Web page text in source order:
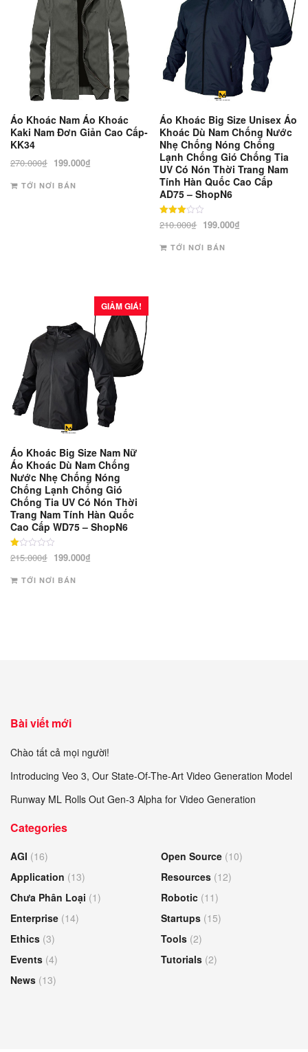
Áo Khoác Nam Áo Khoác
Kaki Nam Đơn Giản Cao Cấp-
KK34
270.000₫ Giá
là:
199.000₫
TỚI NƠI BÁN
Áo Khoác Big Size Unisex Áo
Khoác Dù Nam Chống Nước
Nhẹ Chống Nóng Chống
Lạnh Chống Gió Chống Tia
UV Có Nón Thời Trang Nam
Tính Hàn Quốc Cao Cấp
AD75 – ShopN6
Được
xếp
3
210.000₫ Giá
là:
199.000₫
TỚI NƠI BÁN
GIẢM GIÁ!
Áo Khoác Big Size Nam Nữ
Áo Khoác Dù Nam Chống
Nước Nhẹ Chống Nóng
Chống Lạnh Chống Gió
Chống Tia UV Có Nón Thời
Trang Nam Tính Hàn Quốc
Cao Cấp WD75 – ShopN6
Được
xếp
1
215.000₫ Giá
là:
199.000₫
TỚI NƠI BÁN
Bài viết mới
Chào tất cả mọi người!
Introducing Veo 3, Our State-Of-The-Art Video Generation Model
Runway ML Rolls Out Gen-3 Alpha for Video Generation
Categories
AGI (16)
Application (13)
Chưa Phân Loại (1)
Enterprise (14)
Ethics (3)
Events (4)
News (13)
Open Source (10)
Resources (12)
Robotic (11)
Startups (15)
Tools (2)
Tutorials (2)